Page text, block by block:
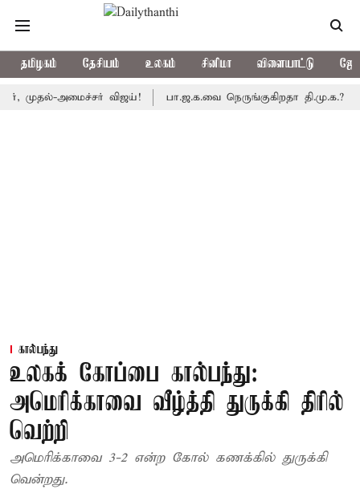
தமிழகம் தேசியம் உலகம் சினிமா விளையாட்டு
அமைச்சர் விஜய்! பா.ஜ.க.வை நெருங்குகிறதா தி.மு.க.?
கால்பந்து
உலகக் கோப்பை கால்பந்து:
அமெரிக்காவை வீழ்த்தி துருக்கி திரில்
வெற்றி
அமெரிக்காவை 3-2 என்ற கோல் கணக்கில் துருக்கி
வென்றது.